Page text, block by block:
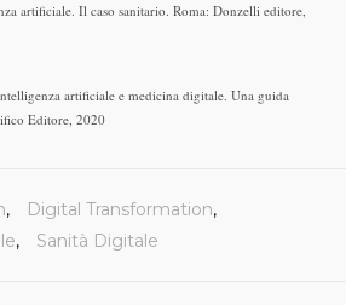
artificiale. Il caso sanitario. Roma: Donzelli editore,
artificiale e medicina digitale. Una guida
Editore, 2020
, Digital Transformation,
, Sanità Digitale